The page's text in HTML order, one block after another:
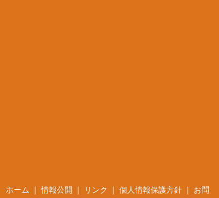
ホーム ｜情報公開 リンク 個人情報保護方針 お問